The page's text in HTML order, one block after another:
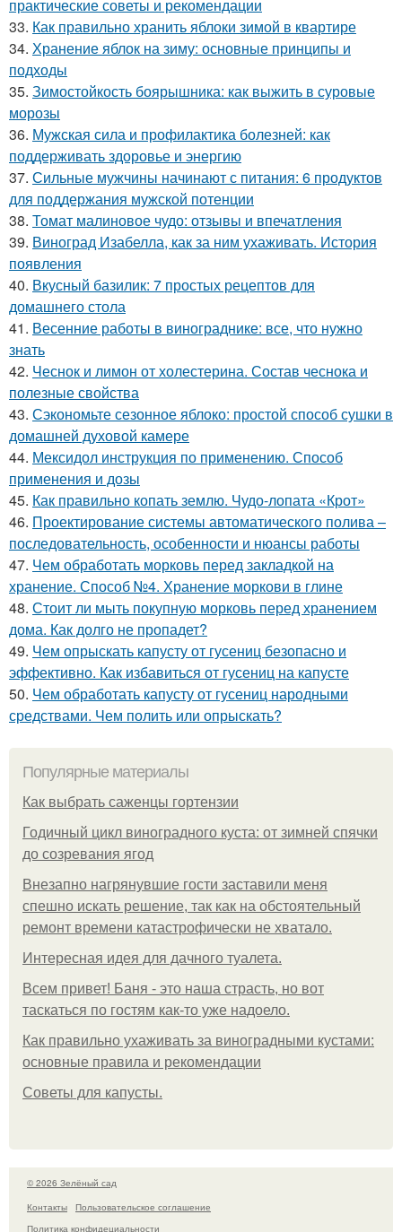
практические советы и рекомендации
33. Как правильно хранить яблоки зимой в квартире
34. Хранение яблок на зиму: основные принципы и
подходы
35. Зимостойкость боярышника: как выжить в суровые
морозы
36. Мужская сила и профилактика болезней: как
поддерживать здоровье и энергию
37. Сильные мужчины начинают с питания: 6 продуктов
для поддержания мужской потенции
38. Томат малиновое чудо: отзывы и впечатления
39. Виноград Изабелла, как за ним ухаживать. История
появления
40. Вкусный базилик: 7 простых рецептов для
домашнего стола
41. Весенние работы в винограднике: все, что нужно
знать
42. Чеснок и лимон от холестерина. Состав чеснока и
полезные свойства
43. Сэкономьте сезонное яблоко: простой способ сушки в
домашней духовой камере
44. Мексидол инструкция по применению. Способ
применения и дозы
45. Как правильно копать землю. Чудо-лопата «Крот»
46. Проектирование системы автоматического полива –
последовательность, особенности и нюансы работы
47. Чем обработать морковь перед закладкой на
хранение. Способ №4. Хранение моркови в глине
48. Стоит ли мыть покупную морковь перед хранением
дома. Как долго не пропадет?
49. Чем опрыскать капусту от гусениц безопасно и
эффективно. Как избавиться от гусениц на капусте
50. Чем обработать капусту от гусениц народными
средствами. Чем полить или опрыскать?
Популярные материалы
Как выбрать саженцы гортензии
Годичный цикл виноградного куста: от зимней спячки
до созревания ягод
Внезапно нагрянувшие гости заставили меня
спешно искать решение, так как на обстоятельный
ремонт времени катастрофически не хватало.
Интересная идея для дачного туалета.
Всем привет! Баня - это наша страсть, но вот
таскаться по гостям как-то уже надоело.
Как правильно ухаживать за виноградными кустами:
основные правила и рекомендации
Советы для капусты.
© 2026 Зелёный сад
Контакты
Пользовательское соглашение
Политика конфидециальности